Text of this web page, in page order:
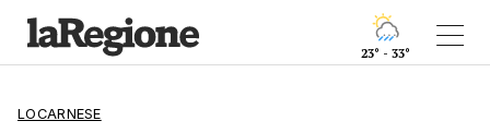
23° - 33°
LOCARNESE